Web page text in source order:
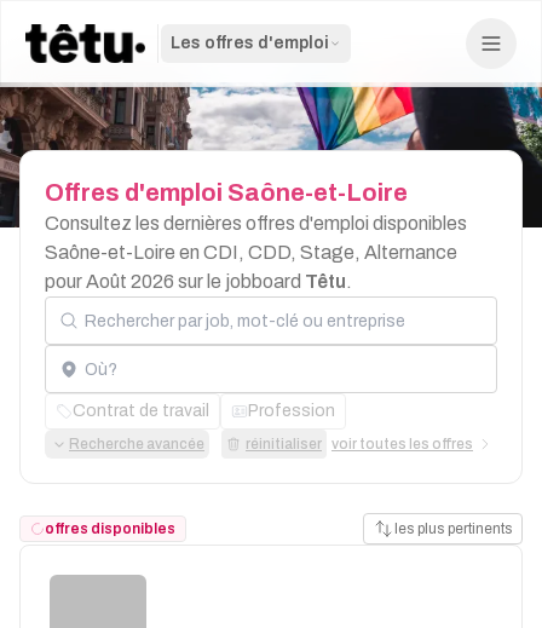
Les offres d'emploi
Offres d'emploi Saône-et-Loire
Consultez les dernières offres d'emploi disponibles
Saône-et-Loire en CDI, CDD, Stage, Alternance
pour Août 2026 sur le jobboard Têtu.
Rechercher par job, mot-clé ou entreprise
Localisation
Contrat de travail Profession
Recherche avancée réinitialiser voir toutes les offres
offres disponibles les plus pertinents